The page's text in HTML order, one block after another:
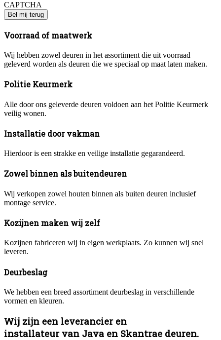
CAPTCHA
Voorraad of maatwerk
Wij hebben zowel deuren in het assortiment die uit voorraad
geleverd worden als deuren die we speciaal op maat laten maken.
Politie Keurmerk
Alle door ons geleverde deuren voldoen aan het Politie Keurmerk
veilig wonen.
Installatie door vakman
Hierdoor is een strakke en veilige installatie gegarandeerd.
Zowel binnen als buitendeuren
Wij verkopen zowel houten binnen als buiten deuren inclusief
montage service.
Kozijnen maken wij zelf
Kozijnen fabriceren wij in eigen werkplaats. Zo kunnen wij snel
leveren.
Deurbeslag
We hebben een breed assortiment deurbeslag in verschillende
vormen en kleuren.
Wij zijn een leverancier en
installateur van Java en Skantrae deuren.